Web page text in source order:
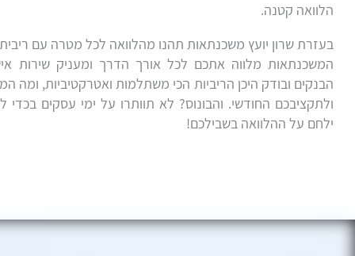
הלוואה קטנה.
בעזרת שרון יועץ משכנתאות תהנו מהלוואה לכל מטרה עם ריבית
המשכנתאות מלווה אתכם לכל אורך הדרך ומעניק שירות
הבנקים ובודק היכן הריביות הכי משתלמות ואטרקטיביות, ומה
ולתקציבכם החודשי. והבונוס? לא תוותרו על ימי עסקים
ילחם על ההלוואה בשבילכם!